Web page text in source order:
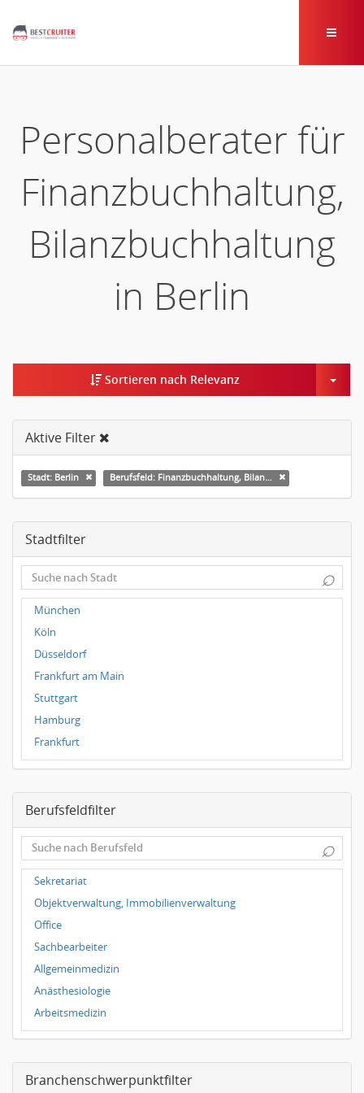
Personalberater für
Finanzbuchhaltung,
Bilanzbuchhaltung
in Berlin
Sortieren nach Relevanz
Aktive Filter
Stadt: Berlin Berufsfeld: Finanzbuchhaltung, Bilanzbuchhaltung
Stadtfilter
⌕
München
Köln
Düsseldorf
Frankfurt am Main
Stuttgart
Hamburg
Frankfurt
Dresden
Leipzig
Dortmund
Wuppertal
Hallbergmoos
Würzburg
Grünwald
Ulm
Bielefeld
Hannover
Duisburg
Berufsfeldfilter
⌕
Sekretariat
Objektverwaltung, Immobilienverwaltung
Office
Sachbearbeiter
Allgemeinmedizin
Anästhesiologie
Arbeitsmedizin
Augenheilkunde
Frauenheilkunde, Geburtshilfe
Branchenschwerpunktfilter